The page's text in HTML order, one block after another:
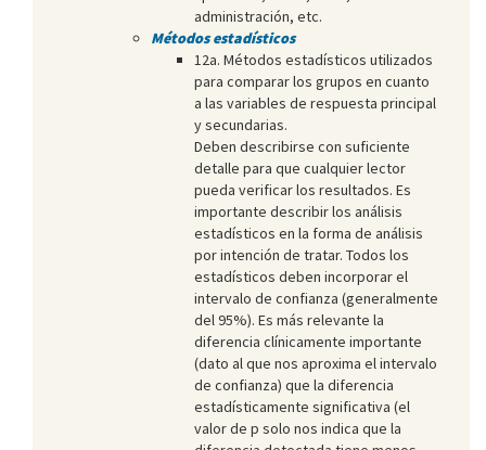
administración, etc.
Métodos estadísticos
12a. Métodos estadísticos utilizados
para comparar los grupos en cuanto
a las variables de respuesta principal
y secundarias.
Deben describirse con suficiente
detalle para que cualquier lector
pueda verificar los resultados. Es
importante describir los análisis
estadísticos en la forma de análisis
por intención de tratar. Todos los
estadísticos deben incorporar el
intervalo de confianza (generalmente
del 95%). Es más relevante la
diferencia clínicamente importante
(dato al que nos aproxima el intervalo
de confianza) que la diferencia
estadísticamente significativa (el
valor de p solo nos indica que la